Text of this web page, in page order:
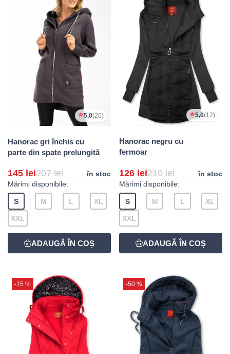
5,0(20)
Hanorac gri închis cu
parte din spate prelungită
145 lei207 lei
în stoc
Mărimi disponibile:
S M L XL
XXL
5,0(12)
Hanorac negru cu
fermoar
126 lei210 lei
în stoc
Mărimi disponibile:
S M L XL
XXL
-15 % -50 %